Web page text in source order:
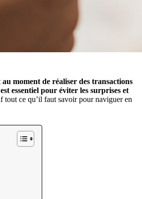
moment de réaliser des transactions
essentiel pour éviter les surprises et
ce qu’il faut savoir pour naviguer en